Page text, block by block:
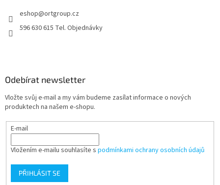
eshop@ortgroup.cz
596 630 615 Tel. Objednávky
Odebírat newsletter
Vložte svůj e-mail a my vám budeme zasílat informace o nových
produktech na našem e-shopu.
E-mail
Vložením e-mailu souhlasíte s podmínkami ochrany osobních údajů
PŘIHLÁSIT SE